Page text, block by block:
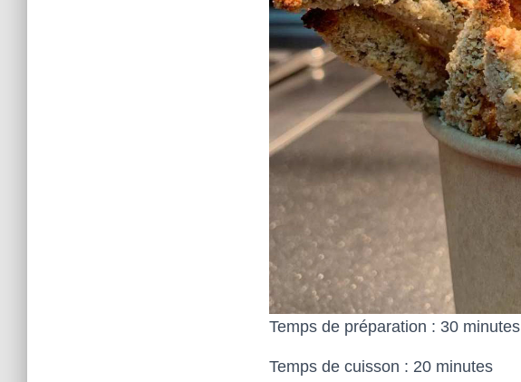
Temps de préparation : 30 minutes
Temps de cuisson : 20 minutes